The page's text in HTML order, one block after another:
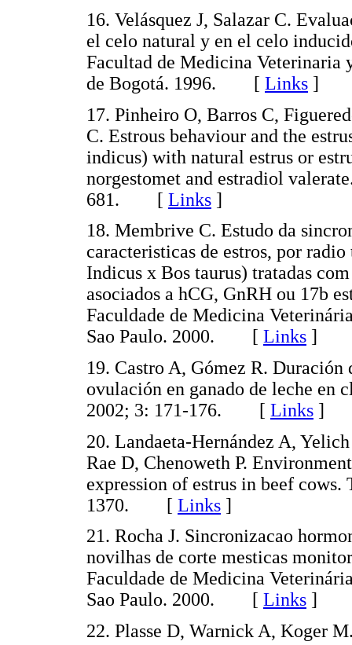
16. Velásquez J, Salazar C.
el celo natural y en el celo
Facultad de Medicina Veterinaria
de Bogotá. 1996. [ Links ]
17. Pinheiro O, Barros C,
C. Estrous behaviour and the
indicus) with natural estrus or
norgestomet and estradiol
681. [ Links ]
18. Membrive C. Estudo da
caracteristicas de estros, por
Indicus x Bos taurus) tratadas
asociados a hCG, GnRH ou 17b
Faculdade de Medicina
Sao Paulo. 2000. [ Links ]
19. Castro A, Gómez R.
ovulación en ganado de leche en
2002; 3: 171-176. [ Links ]
20. Landaeta-Hernández A,
Rae D, Chenoweth P.
expression of estrus in beef
1370. [ Links ]
21. Rocha J. Sincronizacao
novilhas de corte mesticas
Faculdade de Medicina
Sao Paulo. 2000. [ Links ]
22. Plasse D, Warnick A, Koger